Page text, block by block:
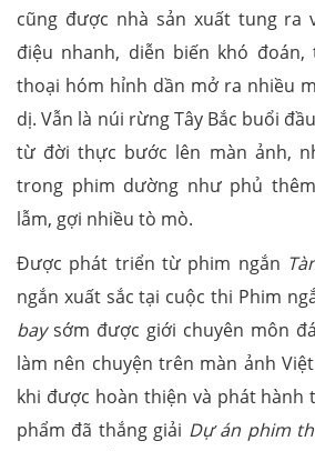
cũng được nhà sản xuất tung ra
điệu nhanh, diễn biến khó
thoại hóm hỉnh dần mở ra nhiều
dị. Vẫn là núi rừng Tây Bắc buổi
từ đời thực bước lên màn ảnh,
trong phim dường như phủ
lẫm, gợi nhiều tò mò.
Được phát triển từ phim ngắn
ngắn xuất sắc tại cuộc thi Phim
baysớm được giới chuyên môn
làm nên chuyện trên màn ảnh
khi được hoàn thiện và phát hành
phẩm đã thắng giải Dự án phim